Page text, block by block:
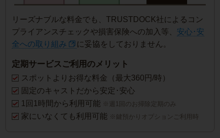
リーズナブルな料金でも、TRUSTDOCK社によるコン
プライアンスチェックや損害保険への加入等、 安心･安
全への取り組み
に妥協をしておりません。
定期サービスご利用のメリット
スポットよりお得な料金（最大360円/時）
固定のキャストだから安定･安心
1回1時間から利用可能 ※週1回のお掃除定期のみ
家にいなくても利用可能 ※鍵預かりオプションご利用時